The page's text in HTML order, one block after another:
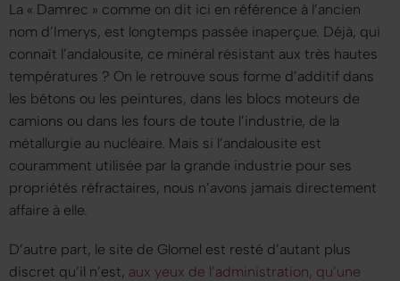
La « Damrec » comme on dit ici en référence à l’ancien
nom d’Imerys, est longtemps passée inaperçue. Déjà, qui
connaît l’andalousite, ce minéral résistant aux très hautes
températures ? On le retrouve sous forme d’additif dans
les bétons ou les peintures, dans les blocs moteurs de
camions ou dans les fours de toute l’industrie, de la
métallurgie au nucléaire. Mais si l’andalousite est
couramment utilisée par la grande industrie pour ses
propriétés réfractaires, nous n’avons jamais directement
affaire à elle.
D’autre part, le site de Glomel est resté d’autant plus
discret qu’il n’est, aux yeux de l’administration, qu’une